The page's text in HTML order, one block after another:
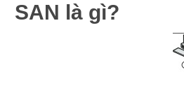
SAN là gì?